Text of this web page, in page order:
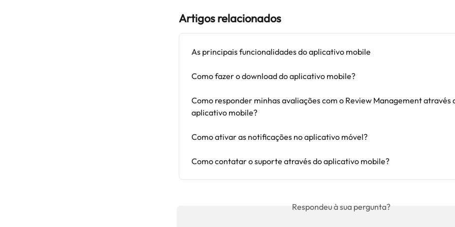
Artigos relacionados
As principais funcionalidades do aplicativo mobile
Como fazer o download do aplicativo mobile?
Como responder minhas avaliações com o Review Management através
aplicativo mobile?
Como ativar as notificações no aplicativo móvel?
Como contatar o suporte através do aplicativo mobile?
Respondeu à sua pergunta?